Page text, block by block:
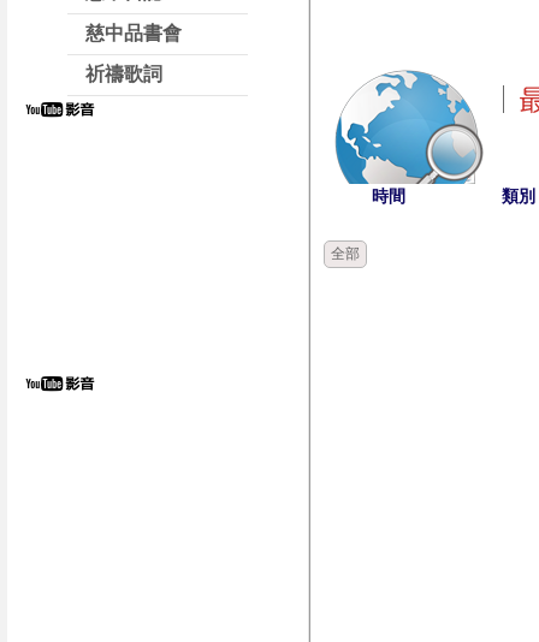
慈中品書會
祈禱歌詞
時間 類別
全部